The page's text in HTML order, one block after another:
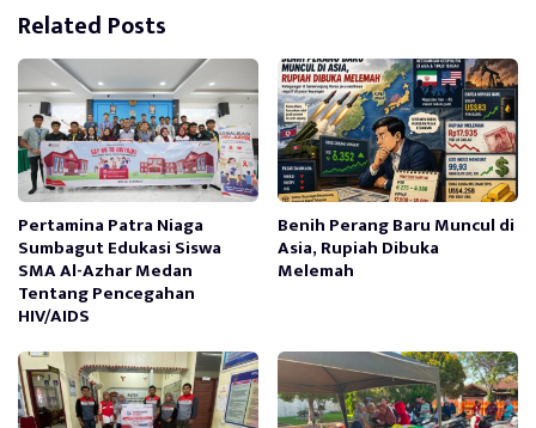
Related Posts
Pertamina Patra Niaga
Sumbagut Edukasi Siswa
SMA Al-Azhar Medan
Tentang Pencegahan
HIV/AIDS
Benih Perang Baru Muncul di
Asia, Rupiah Dibuka
Melemah